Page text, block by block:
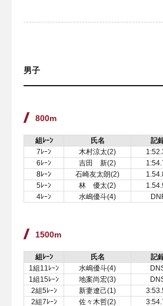
男子
800m
組ﾚｰﾝ 氏名 記
7ﾚｰﾝ
木村涼太(2)
6ﾚｰﾝ
吉田 新(2)
8ﾚｰﾝ
石崎友太朗(2)
5ﾚｰﾝ
林 優太(2)
4ﾚｰﾝ
水嶋優斗(4)
1500m
組ﾚｰﾝ 氏名 記
1組11ﾚｰﾝ
水嶋優斗(4)
1組15ﾚｰﾝ
地案尚宏(3)
2組5ﾚｰﾝ
新妻遼己(1)
2組7ﾚｰﾝ
佐々木哲(2)